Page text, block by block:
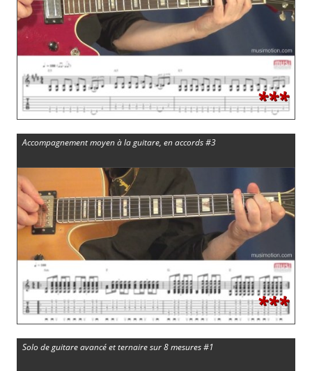
***
Accompagnement moyen à la guitare, en accords #3
***
Solo de guitare avancé et ternaire sur 8 mesures #1